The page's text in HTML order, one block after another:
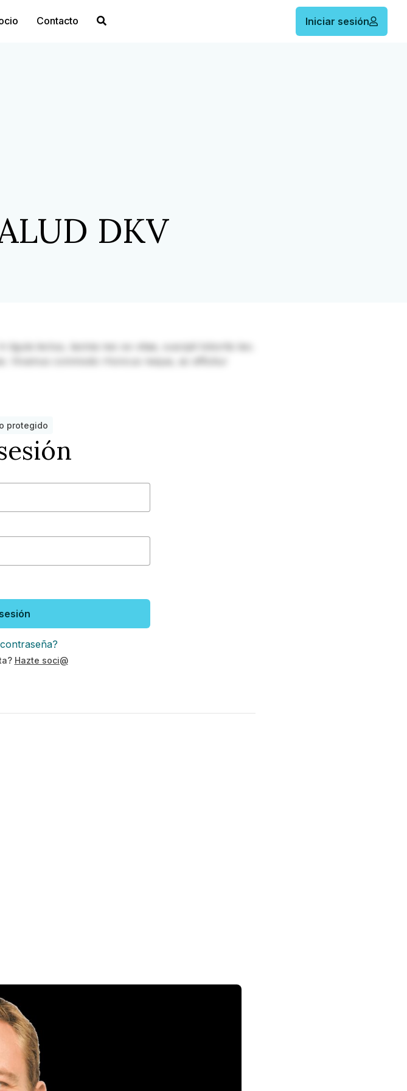
Contacto Iniciar sesión
DKV
ligula lectus, lacinia nec ex vitae, suscipit lobortis leo.
Vivamus commodo rhoncus neque, ac efficitur
protegido
Hazte soci@